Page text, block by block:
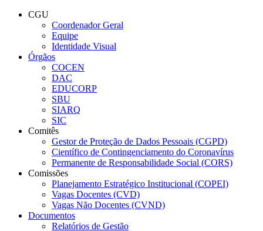
Conteúdo principal
CGU
Coordenador Geral
Equipe
Identidade Visual
Órgãos
COCEN
DAC
EDUCORP
SBU
SIARQ
SIC
Comitês
Gestor de Proteção de Dados Pessoais (CGPD)
Científico de Contingenciamento do Coronavírus
Permanente de Responsabilidade Social (CORS)
Comissões
Planejamento Estratégico Institucional (COPEI)
Vagas Docentes (CVD)
Vagas Não Docentes (CVND)
Documentos
Relatórios de Gestão